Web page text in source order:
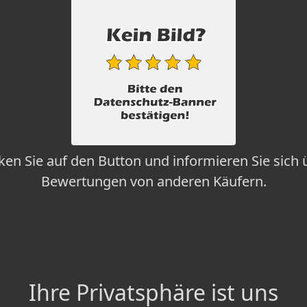
Sie auf den Button und informieren Sie sich
Bewertungen von anderen Käufern.
Ihre Privatsphäre ist uns